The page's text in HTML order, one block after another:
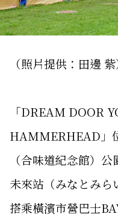
（照片提供：田邊 紫
「DREAM DOOR
HAMMERHEAD」
（合味道紀念館）
未來站（みなとみ
搭乘橫濱市營巴士